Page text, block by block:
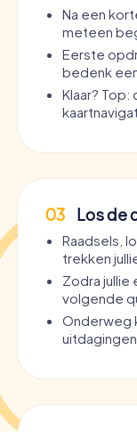
Na een
meteen
Eerste
bedenk
Klaar?
03 Los de
Raadsels,
trekken
Zodra jullie
volgende
Onderweg
uitdagingen